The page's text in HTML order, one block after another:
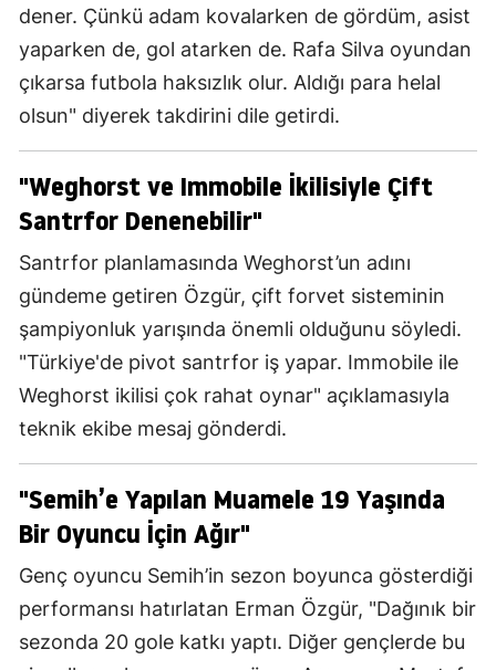
dener. Çünkü adam kovalarken de gördüm, asist
yaparken de, gol atarken de. Rafa Silva oyundan
çıkarsa futbola haksızlık olur. Aldığı para helal
olsun" diyerek takdirini dile getirdi.
"Weghorst ve Immobile İkilisiyle Çift
Santrfor Denenebilir"
Santrfor planlamasında Weghorst’un adını
gündeme getiren Özgür, çift forvet sisteminin
şampiyonluk yarışında önemli olduğunu söyledi.
"Türkiye'de pivot santrfor iş yapar. Immobile ile
Weghorst ikilisi çok rahat oynar" açıklamasıyla
teknik ekibe mesaj gönderdi.
"Semih’e Yapılan Muamele 19 Yaşında
Bir Oyuncu İçin Ağır"
Genç oyuncu Semih’in sezon boyunca gösterdiği
performansı hatırlatan Erman Özgür, "Dağınık bir
sezonda 20 gole katkı yaptı. Diğer gençlerde bu